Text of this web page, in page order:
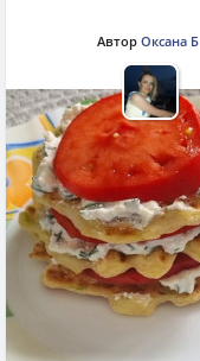
Автор Оксана Б